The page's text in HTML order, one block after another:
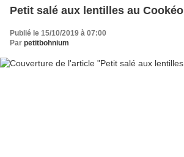
Petit salé aux lentilles au Cookéo
Publié le 15/10/2019 à 07:00
Par petitbohnium